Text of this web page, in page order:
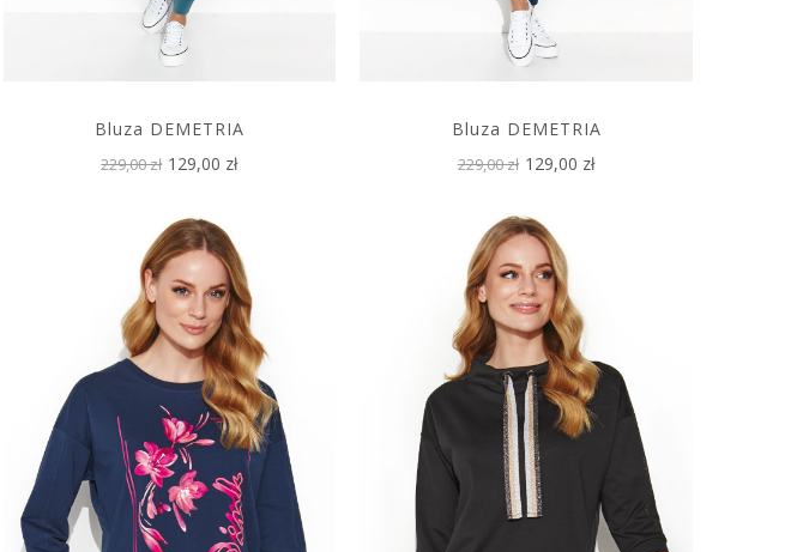
Bluza DEMETRIA
229,00 zł 129,00 zł
Bluza DEMETRIA
229,00 zł 129,00 zł